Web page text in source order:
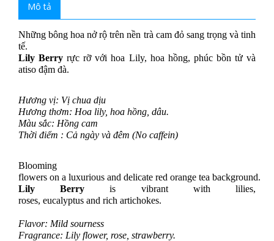
Mô tả
Những bông hoa nở rộ trên nền trà cam đỏ sang trọng và tinh
tế.
Lily Berry rực rỡ với hoa Lily, hoa hồng, phúc bồn tử và
atiso đậm đà.
Hương vị: Vị chua dịu
Hương thơm: Hoa lily, hoa hồng, dâu.
Màu sắc: Hồng cam
Thời điểm : Cả ngày và đêm (No caffein)
Blooming
flowers on a luxurious and delicate red orange tea background.
Lily
Berry is vibrant with lilies,
roses, eucalyptus and rich artichokes.
Flavor: Mild sourness
Fragrance: Lily flower, rose, strawberry.